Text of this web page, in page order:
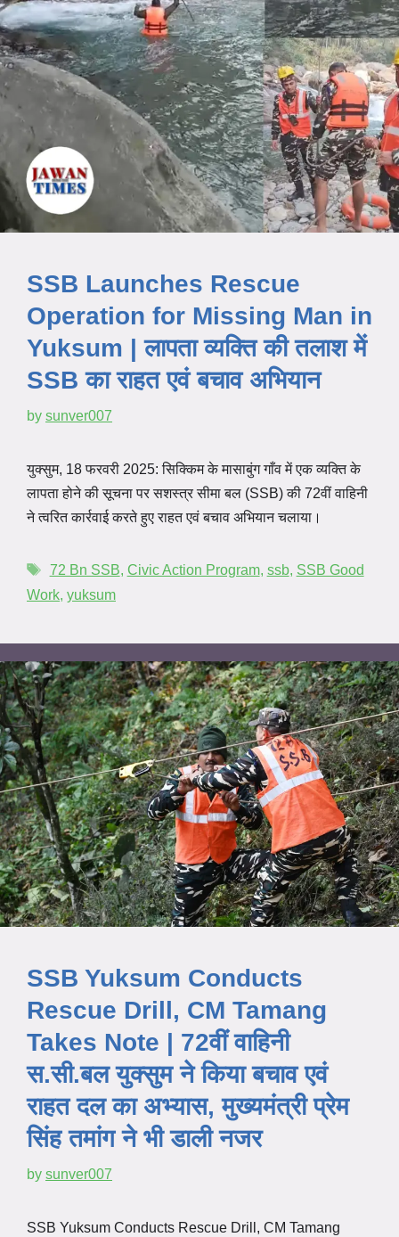
SSB Launches Rescue
Operation for Missing Man in
Yuksum | लापता व्यक्ति की तलाश में
SSB का राहत एवं बचाव अभियान
by sunver007
युक्सुम, 18 फरवरी 2025: सिक्किम के मासाबुंग गाँव में एक व्यक्ति के
लापता होने की सूचना पर सशस्त्र सीमा बल (SSB) की 72वीं वाहिनी
ने त्वरित कार्रवाई करते हुए राहत एवं बचाव अभियान चलाया।
72 Bn SSB, Civic Action Program, ssb, SSB Good
Work, yuksum
SSB Yuksum Conducts
Rescue Drill, CM Tamang
Takes Note | 72वीं वाहिनी
स.सी.बल युक्सुम ने किया बचाव एवं
राहत दल का अभ्यास, मुख्यमंत्री प्रेम
सिंह तमांग ने भी डाली नजर
by sunver007
SSB Yuksum Conducts Rescue Drill, CM Tamang